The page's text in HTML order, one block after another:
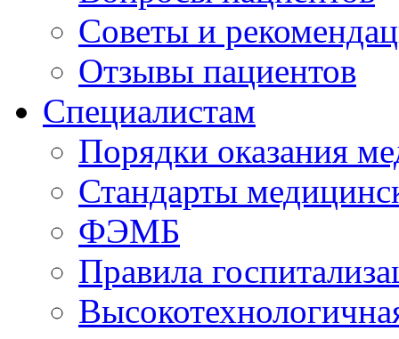
Советы и
Отзывы пациентов
Специалистам
Порядки оказания
Стандарты
ФЭМБ
Правила